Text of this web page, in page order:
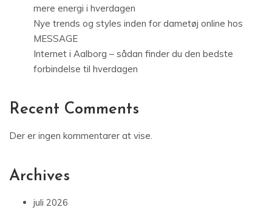
mere energi i hverdagen
Nye trends og styles inden for dametøj online hos
MESSAGE
Internet i Aalborg – sådan finder du den bedste
forbindelse til hverdagen
Recent Comments
Der er ingen kommentarer at vise.
Archives
juli 2026